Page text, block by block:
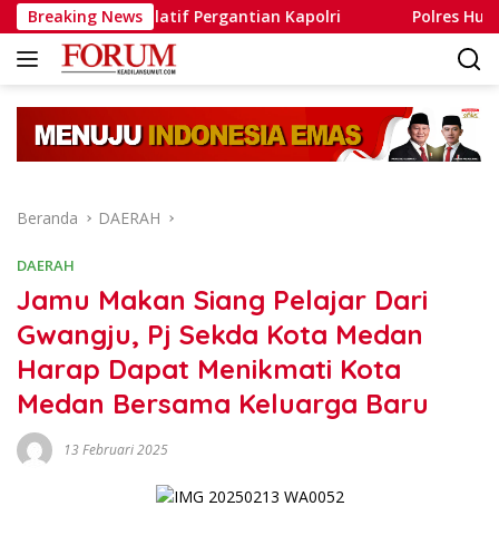
Langsung
ke
konten
Breaking News
Spekulatif Pergantian Kapolri Polres Humbahas
Beranda DAERAH
DAERAH
Jamu Makan Siang Pelajar Dari
Gwangju, Pj Sekda Kota Medan
Harap Dapat Menikmati Kota
Medan Bersama Keluarga Baru
13 Februari 2025